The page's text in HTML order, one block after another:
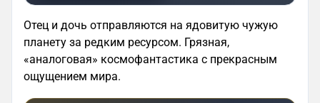
Отец и дочь отправляются на ядовитую чужую
планету за редким ресурсом. Грязная,
«аналоговая» космофантастика с прекрасным
ощущением мира.